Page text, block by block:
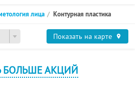
лица Контурная пластика
Показать на карте
БОЛЬШЕ АКЦИЙ